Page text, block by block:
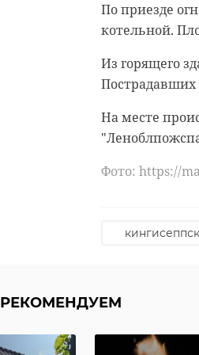
По приезде
котельной.
Из горящего
На месте
Фото: https://
РЕКОМЕНДУЕМ